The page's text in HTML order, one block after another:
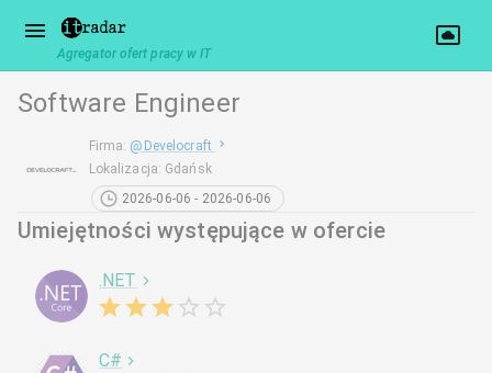
Agregator ofert pracy w IT
Software Engineer
Firma: @ Develocraft
Lokalizacja: Gdańsk
2026-06-06 - 2026-06-06
Umiejętności występujące w ofercie
.NET
C#